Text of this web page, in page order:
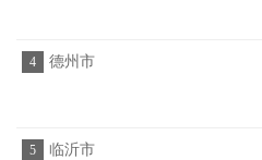
4 德州市
5 临沂市